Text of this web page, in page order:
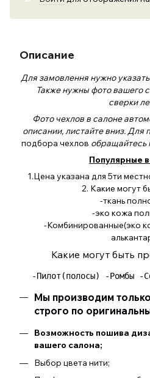
Описание
Для замовлення нужно
Также нужны фото вашего
сверки
Фото чехлов в салоне
описании, листайте вниз. Для
подбора чехлов обращайтесь
Популярные
1.Цена указана для 5ти
2. Какие могут
-ткань
-эко кожа
-Комбинированные(эко
Какие могут быть
-Пилот(полосы) -Ромбы -
Мы производим
строго по
Возможность пошива
вашего салона;
Выбор цвета нити;